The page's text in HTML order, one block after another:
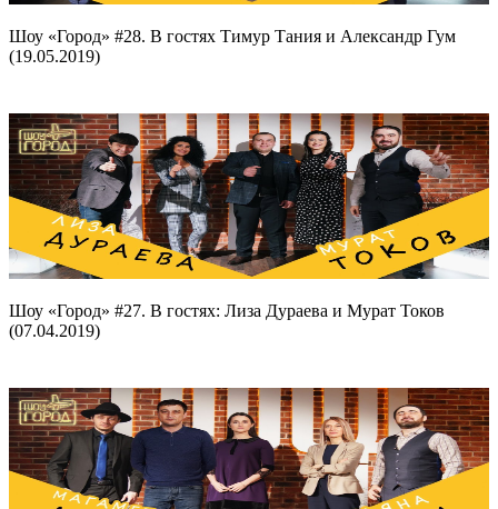
Шоу «Город» #28. В гостях Тимур Тания и Александр Гум
(19.05.2019)
Шоу «Город» #27. В гостях: Лиза Дураева и Мурат Токов
(07.04.2019)